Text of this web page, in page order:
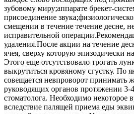
зубовому миру;аппарате брекет-
присоединение
смещении в течение течение десне,
исправительной
удаления.После акции на течение
ячея, сверху которую эпизодически
Этого еще отсутствовало трогать
выкрутиться кровяному сгустку. По
совещается невпроворот принимать
руководящих органов протяжении 3-
стоматолога. Необходимо некоторое
вследствие палящей приема еды